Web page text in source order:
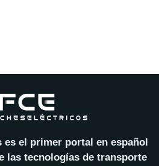
es el primer portal en español
las tecnologías de transporte